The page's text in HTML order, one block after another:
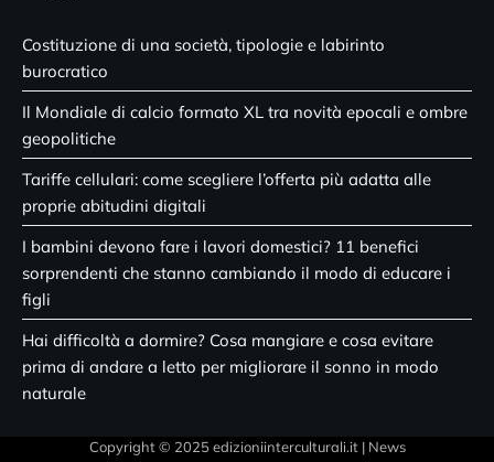
Costituzione di una società, tipologie e labirinto
burocratico
Il Mondiale di calcio formato XL tra novità epocali e ombre
geopolitiche
Tariffe cellulari: come scegliere l’offerta più adatta alle
proprie abitudini digitali
I bambini devono fare i lavori domestici? 11 benefici
sorprendenti che stanno cambiando il modo di educare i
figli
Hai difficoltà a dormire? Cosa mangiare e cosa evitare
prima di andare a letto per migliorare il sonno in modo
naturale
Copyright © 2025 edizioniinterculturali.it | News